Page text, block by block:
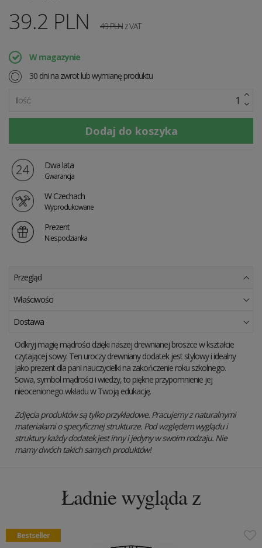
39.2 PLN 49PLNz VAT
W magazynie
30 dni na zwrot lub wymianę produktu
Ilość:
Dwa lata
Gwarancja
W Czechach
Wyprodukowane
Prezent
Niespodzianka
Przegląd
Właściwości
Dostawa
Odkryj magię mądrości dzięki naszej drewnianej broszce w kształcie
czytającej sowy. Ten uroczy drewniany dodatek jest stylowy i idealny
jako prezent dla pani nauczycielki na zakończenie roku szkolnego.
Sowa, symbol mądrości i wiedzy, to piękne przypomnienie jej
nieocenionego wkładu w Twoją edukację.
Zdjęcia produktów są tylko przykładowe. Pracujemy z naturalnymi
materiałami o specyficznej strukturze. Pod względem wyglądu i
struktury każdy dodatek jest inny i jedyny w swoim rodzaju. Nie
mamy dwóch takich samych produktów!
Ładnie wygląda z
Bestseller